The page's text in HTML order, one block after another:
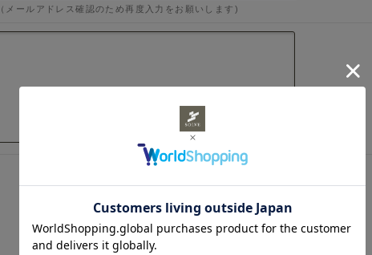
（メールアドレス確認のため再度入力をお願いします)